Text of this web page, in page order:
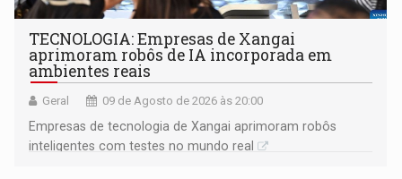
TECNOLOGIA: Empresas de Xangai
aprimoram robôs de IA incorporada em
ambientes reais
Geral 09 de Agosto de 2026 às 20:00
Empresas de tecnologia de Xangai aprimoram robôs
inteligentes com testes no mundo real